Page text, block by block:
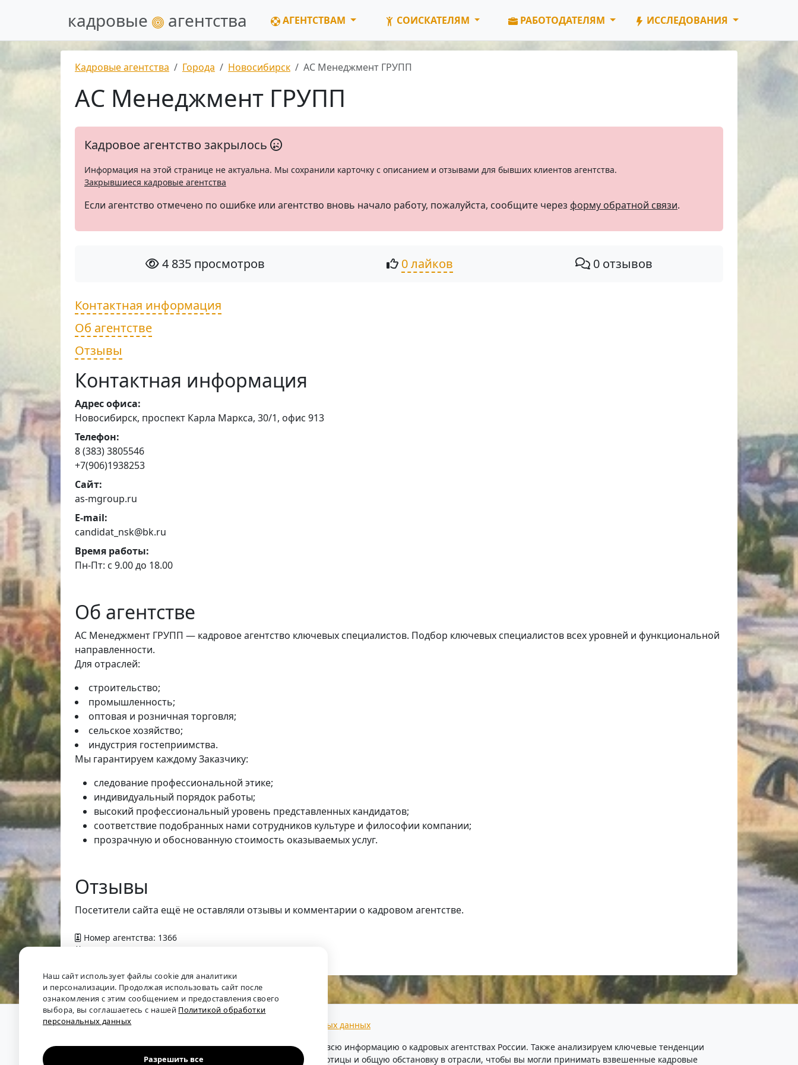
кадровые агентства АГЕНТСТВАМ СОИСКАТЕЛЯМ РАБОТОДАТЕЛЯМ ИССЛЕДОВАНИЯ
Кадровые агентства Города Новосибирск АС Менеджмент ГРУПП
АС Менеджмент ГРУПП
Кадровое агентство закрылось
Информация на этой странице не актуальна. Мы сохранили карточку с описанием и отзывами для бывших клиентов агентства.
Закрывшиеся кадровые агентства
Если агентство отмечено по ошибке или агентство вновь начало работу, пожалуйста, сообщите через форму обратной связи.
4 835 просмотров 0 лайков 0 отзывов
Контактная информация
Об агентстве
Отзывы
Контактная информация
Адрес офиса:
Новосибирск, проспект Карла Маркса, 30/1, офис 913
Телефон:
8 (383) 3805546
+7(906)1938253
Сайт:
as-mgroup.ru
E-mail:
candidat_nsk@bk.ru
Время работы:
Пн-Пт: с 9.00 до 18.00
Об агентстве
АС Менеджмент ГРУПП — кадровое агентство ключевых специалистов. Подбор ключевых специалистов всех уровней и функциональной
направленности.
Для отраслей:
строительство;
промышленность;
оптовая и розничная торговля;
сельское хозяйство;
индустрия гостеприимства.
Мы гарантируем каждому Заказчику:
следование профессиональной этике;
индивидуальный порядок работы;
высокий профессиональный уровень представленных кандидатов;
соответствие подобранных нами сотрудников культуре и философии компании;
прозрачную и обоснованную стоимость оказываемых услуг.
Отзывы
Посетители сайта ещё не оставляли отзывы и комментарии о кадровом агентстве.
Номер агентства: 1366
О проекте•Обратная связь
Политика обработки персональных данных
Мы собираем отзывы, составляем рейтинги и предоставляем всю информацию о кадровых агентствах России. Также анализируем ключевые тенденции
рынка труда: отслеживаем динамику зарплат, уровень безработицы и общую обстановку в отрасли, чтобы вы могли принимать взвешенные кадровые
Наш сайт использует файлы cookie для аналитики
и персонализации. Продолжая использовать сайт после
ознакомления с этим сообщением и предоставления своего
выбора, вы соглашаетесь с нашей Политикой обработки
персональных данных
Разрешить все